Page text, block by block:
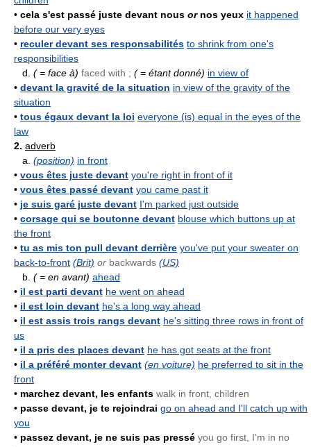
• cela s'est passé juste devant nous ornos yeux it happened
before our very eyes
• reculer devant ses responsabilités to shrink from one's
responsibilities
d. ( = face à) faced with ; ( = étant donné) in view of
• devant la gravité de la situation in view of the gravity of the
situation
• tous égaux devant la loi everyone (is) equal in the eyes of the
law
2. adverb
a. (position) in front
• vous êtes juste devant you're right in front of it
• vous êtes passé devant you came past it
• je suis garé juste devant I'm parked just outside
• corsage qui se boutonne devant blouse which buttons up at
the front
• tu as mis ton pull devant derrière you've put your sweater on
back-to-front (Brit) or backwards (US)
b. ( = en avant) ahead
• il est parti devant he went on ahead
• il est loin devant he's a long way ahead
• il est assis trois rangs devant he's sitting three rows in front of
us
• il a pris des places devant he has got seats at the front
• il a préféré monter devant (en voiture) he preferred to sit in the
front
• marchez devant, les enfants walk in front, children
• passe devant, je te rejoindrai go on ahead and I'll catch up with
you
• passez devant, je ne suis pas pressé you go first, I'm in no